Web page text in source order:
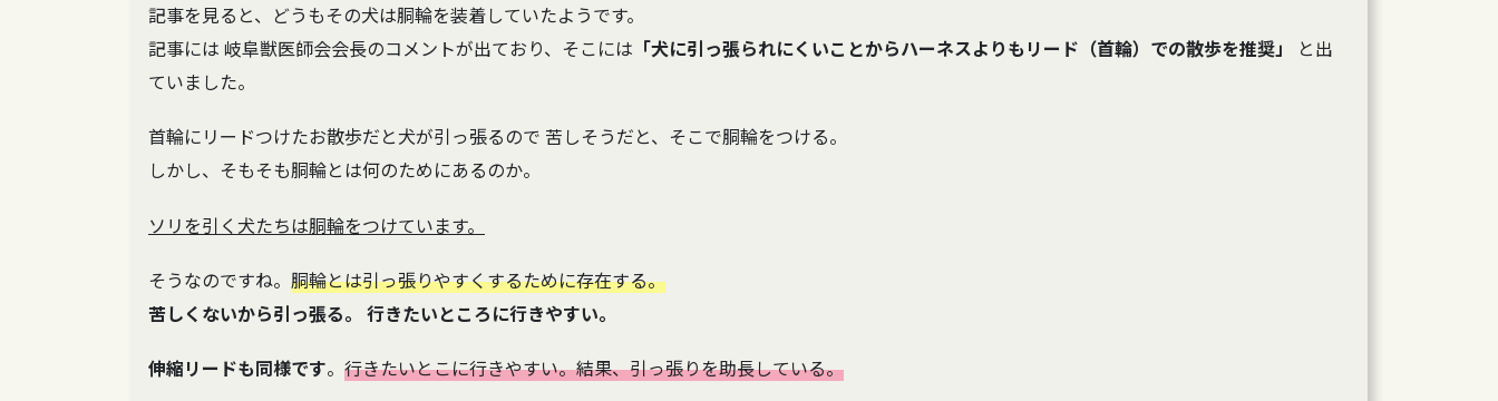
記事を見ると、どうもその犬は胴輪を装着していたようです。
記事には 岐阜獣医師会会長のコメントが出ており、そこには 「犬に引っ張られにくいことからハーネスよりもリード（首輪）での散歩を推奨」
と出
ていました。
首輪にリードつけたお散歩だと犬が引っ張るので 苦しそうだと、そこで胴輪をつける。
しかし、そもそも胴輪とは何のためにあるのか。
ソリを引く犬たちは胴輪をつけています。
そうなのですね。 胴輪とは引っ張りやすくするために存在する。
苦しくないから引っ張る。 行きたいところに行きやすい。
伸縮リードも同様です。 行きたいとこに行きやすい。結果、引っ張りを助長している。